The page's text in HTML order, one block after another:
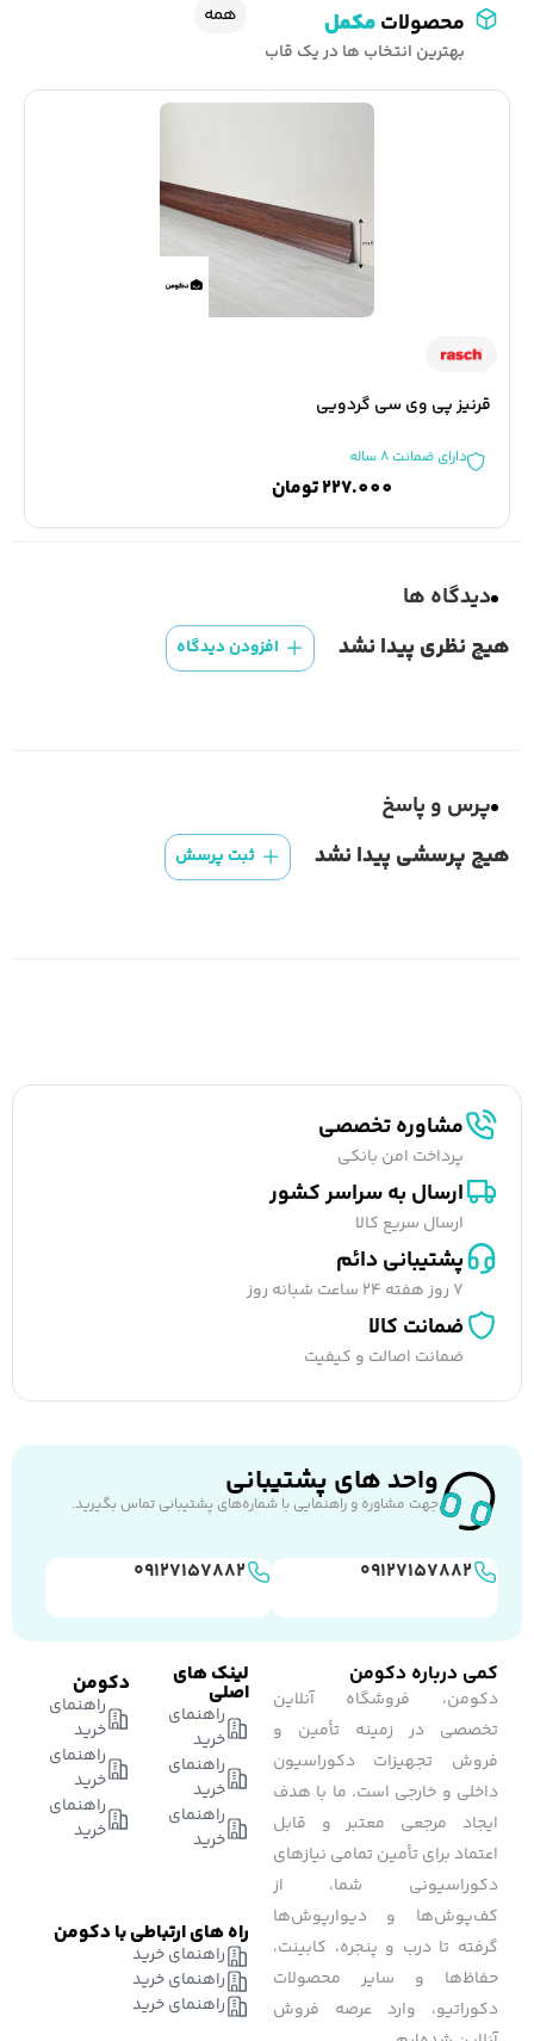
محصولاتمکمل
بهترین انتخاب ها در یک قاب
همه
قرنیز پی‌ وی‌ سی گردویی
دارای ضمانت 8 ساله
227.000تومان
دیدگاه ها
هیچ نظری پیدا نشد
افزودن دیدگاه
پرس و پاسخ
هیچ پرسشی پیدا نشد
ثبت پرسش
مشاوره تخصصی
پرداخت امن بانکی
ارسال به سراسر کشور
ارسال سریع کالا
پشتیبانی دائم
7 روز هفته 24 ساعت شبانه روز
ضمانت کالا
ضمانت اصالت و کیفیت
واحد های پشتیبانی
جهت مشاوره و راهنمایی با شماره‌های پشتیبانی تماس بگیرید.
۰۹۱۲۷۱۵۷۸۸۲ ۰۹۱۲۷۱۵۷۸۸۲
کمی درباره دکومن
دکومن، فروشگاه آنلاین
تخصصی در زمینه تأمین و
فروش تجهیزات دکوراسیون
داخلی و خارجی است. ما با هدف
ایجاد مرجعی معتبر و قابل
اعتماد برای تأمین تمامی نیازهای
دکوراسیونی شما، از
کف‌پوش‌ها و دیوارپوش‌ها
گرفته تا درب و پنجره، کابینت،
حفاظ‌ها و سایر محصولات
دکوراتیو، وارد عرصه فروش
لینک های
اصلی
راهنمای
خرید
راهنمای
خرید
راهنمای
خرید
دکومن
راهنمای
خرید
راهنمای
خرید
راهنمای
خرید
راه های ارتباطی با دکومن
راهنمای خرید
راهنمای خرید
راهنمای خرید